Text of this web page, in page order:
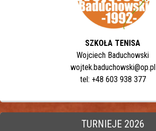
SZKOŁA TENISA
Wojciech Baduchowski
wojtek.baduchowski@op.pl
tel: +48 603 938 377
TURNIEJE 2026